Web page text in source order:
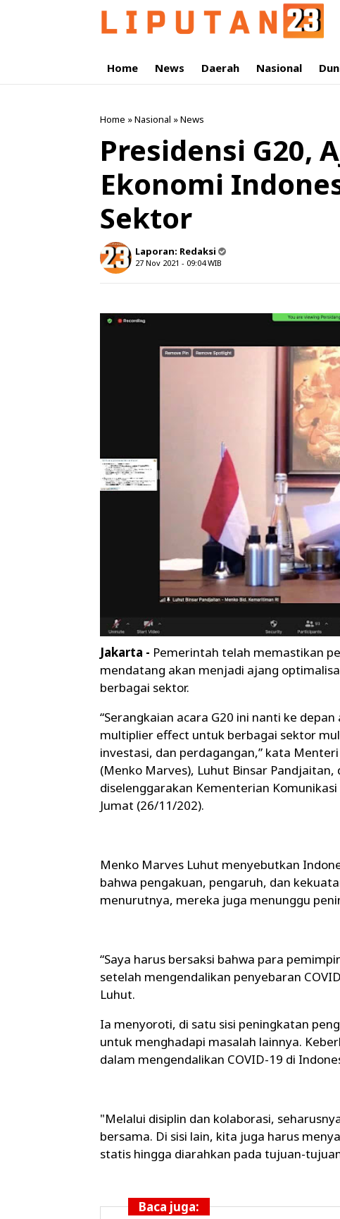
Home News Daerah Nasional
Home »Nasional »News
Presidensi G20,
Ekonomi
Sektor
Laporan: Redaksi
27 Nov 2021 - 09:04WIB
Jakarta - Pemerintah telah memastikan
mendatang akan menjadi ajang
berbagai sektor.
“Serangkaian acara G20 ini nanti ke
multiplier effect untuk berbagai sektor
investasi, dan perdagangan,” kata
(Menko Marves), Luhut Binsar
diselenggarakan Kementerian
Jumat (26/11/202).
Menko Marves Luhut menyebutkan
bahwa pengakuan, pengaruh, dan
menurutnya, mereka juga menunggu
“Saya harus bersaksi bahwa para
setelah mengendalikan penyebaran
Luhut.
Ia menyoroti, di satu sisi peningkatan
untuk menghadapi masalah lainnya.
dalam mengendalikan COVID-19 di
"Melalui disiplin dan kolaborasi,
bersama. Di sisi lain, kita juga harus
statis hingga diarahkan pada tujuan-
Baca juga: